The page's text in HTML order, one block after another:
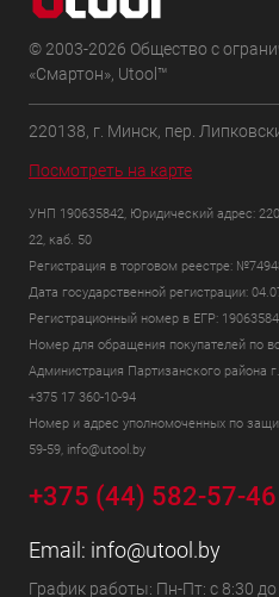
© 2003-2026 Общество с
«Смартон», Utool™
220138, г. Минск, пер.
Посмотреть на карте
УНП 190635842, Юридический адрес:
22, каб. 50
Регистрация в торговом реестре:
Дата государственной регистрации:
Регистрационный номер в ЕГР:
Номер для обращения покупателей по
Администрация Партизанского района
+375 17 360-10-94
Номер и адрес уполномоченных по
59-59, info@utool.by
+375 (44) 582-57-46
Email: info@utool.by
График работы: Пн-Пт: с 8:30